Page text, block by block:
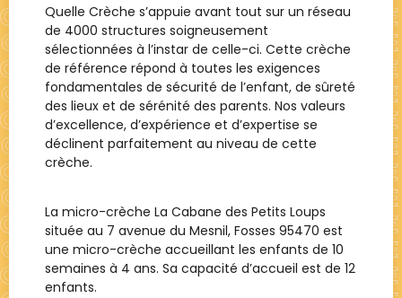
Quelle Crèche s’appuie avant tout sur un réseau
de 4000 structures soigneusement
sélectionnées à l’instar de celle-ci. Cette crèche
de référence répond à toutes les exigences
fondamentales de sécurité de l’enfant, de sûreté
des lieux et de sérénité des parents. Nos valeurs
d’excellence, d’expérience et d’expertise se
déclinent parfaitement au niveau de cette
crèche.
La micro-crèche La Cabane des Petits Loups
située au 7 avenue du Mesnil, Fosses 95470 est
une micro-crèche accueillant les enfants de 10
semaines à 4 ans. Sa capacité d’accueil est de 12
enfants.